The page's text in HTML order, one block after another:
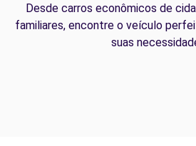
Desde carros econômicos de
familiares, encontre o veículo
suas